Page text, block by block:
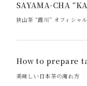
SAYAMA-CHA
狭山茶 “霞川” オフィシャ
How to prepare
美味しい日本茶の淹れ方